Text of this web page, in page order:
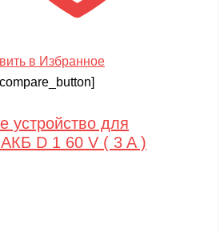
в Избранное
устройство для
D 1 60 V ( 3 A )